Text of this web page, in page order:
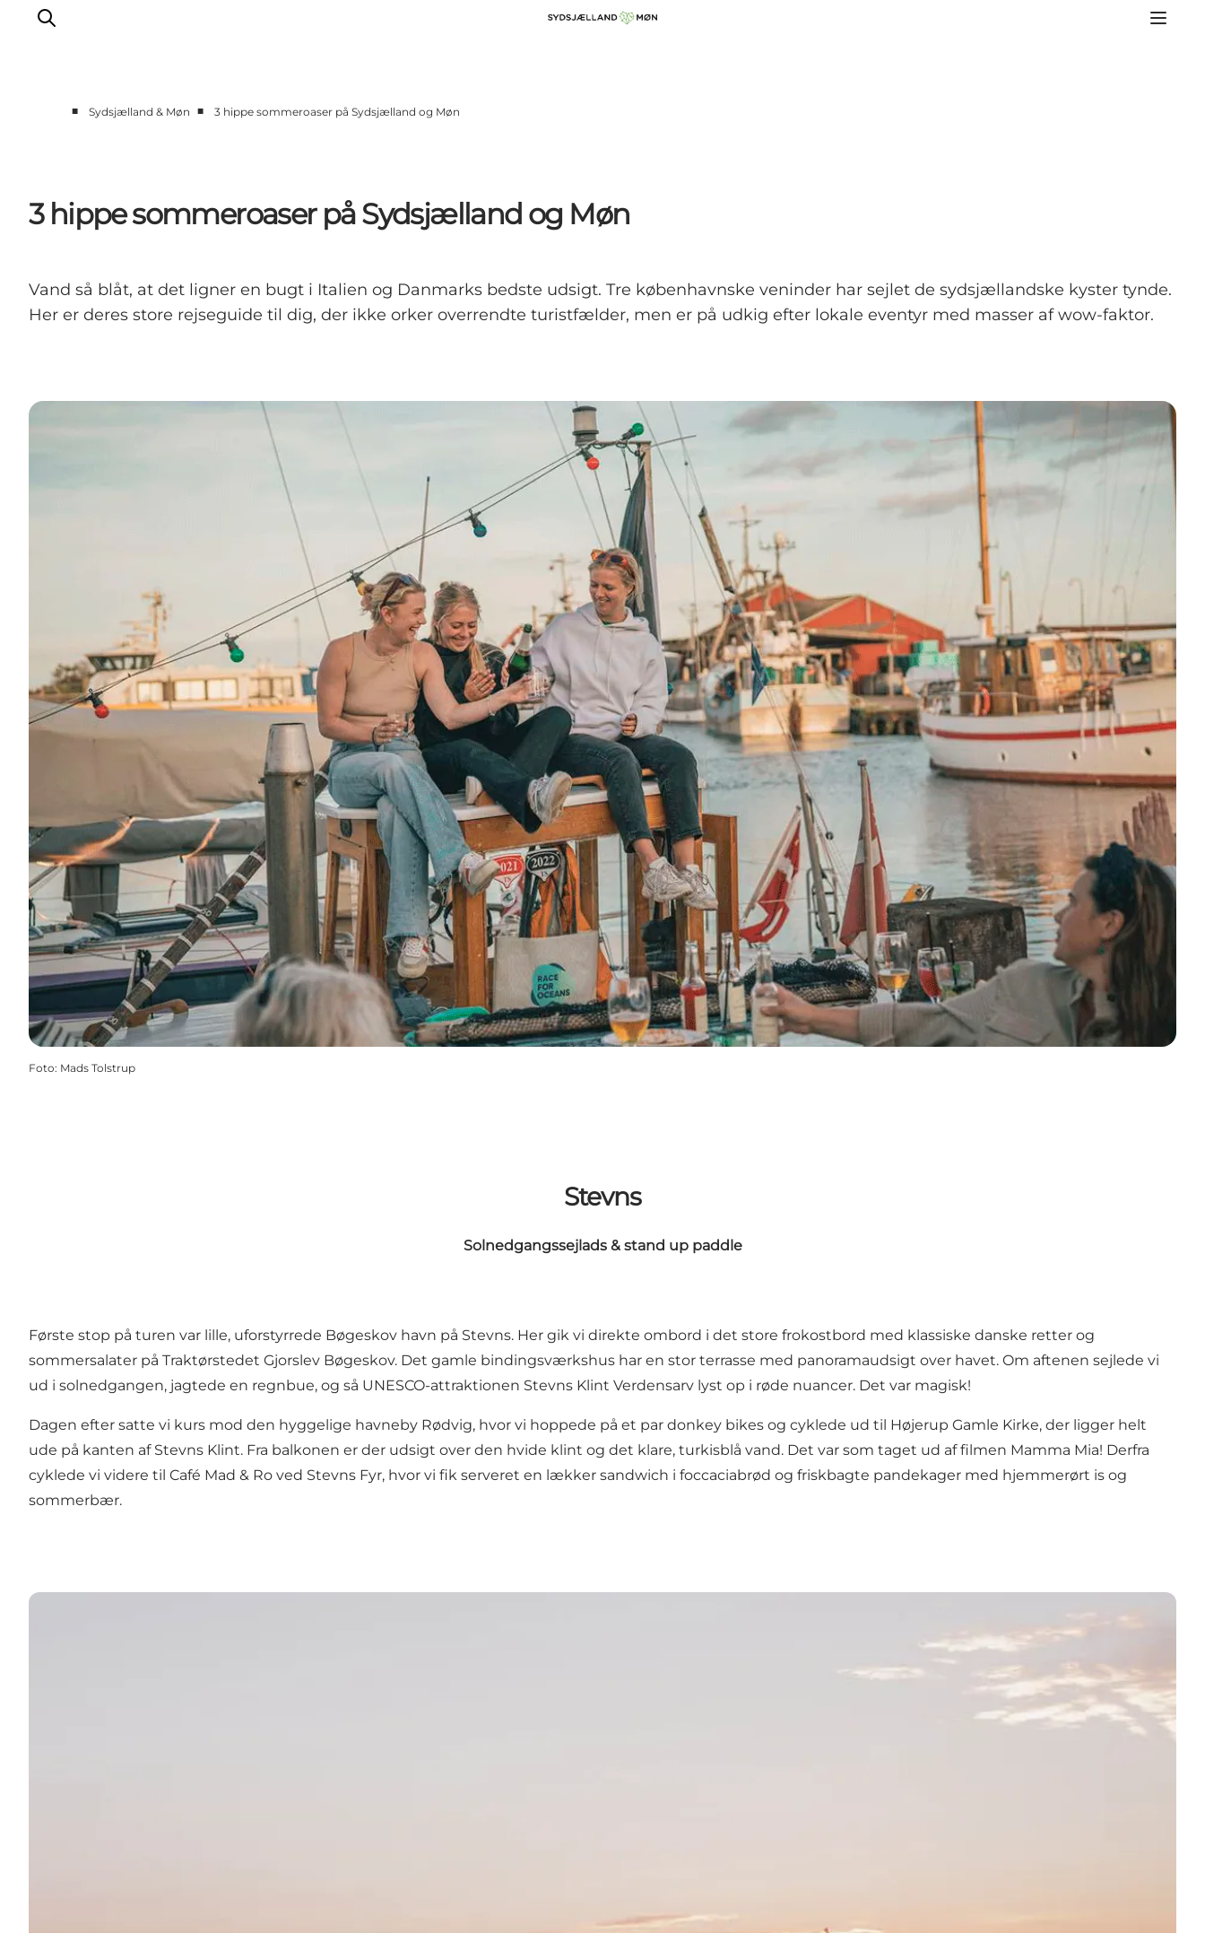
Events
Spis
Planlæg din tur
■ Sydsjælland & Møn ■ 3 hippe sommeroaser på Sydsjælland og Møn
3 hippe sommeroaser på Sydsjælland og Møn
Vand så blåt, at det ligner en bugt i Italien og Danmarks bedste udsigt. Tre københavnske veninder har sejlet de sydsjællandske kyster tynde.
Her er deres store rejseguide til dig, der ikke orker overrendte turistfælder, men er på udkig efter lokale eventyr med masser af wow-faktor.
Foto: Mads Tolstrup
Stevns
Solnedgangssejlads & stand up paddle
Første stop på turen var lille, uforstyrrede Bøgeskov havn på Stevns. Her gik vi direkte ombord i det store frokostbord med klassiske danske retter og
sommersalater på Traktørstedet Gjorslev Bøgeskov. Det gamle bindingsværkshus har en stor terrasse med panoramaudsigt over havet. Om aftenen sejlede vi
ud i solnedgangen, jagtede en regnbue, og så UNESCO-attraktionen Stevns Klint Verdensarv lyst op i røde nuancer. Det var magisk!
Dagen efter satte vi kurs mod den hyggelige havneby Rødvig, hvor vi hoppede på et par donkey bikes og cyklede ud til Højerup Gamle Kirke, der ligger helt
ude på kanten af Stevns Klint. Fra balkonen er der udsigt over den hvide klint og det klare, turkisblå vand. Det var som taget ud af filmen Mamma Mia! Derfra
cyklede vi videre til Café Mad & Ro ved Stevns Fyr, hvor vi fik serveret en lækker sandwich i foccaciabrød og friskbagte pandekager med hjemmerørt is og
sommerbær.